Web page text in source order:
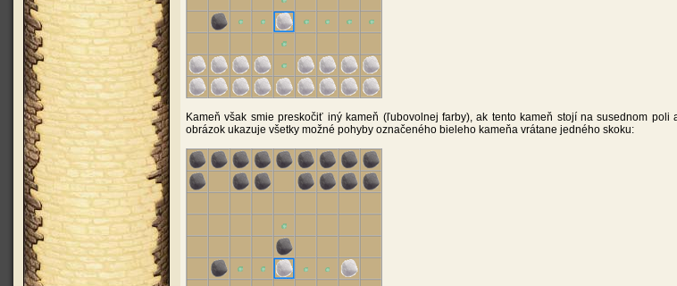
Kameň však smie preskočiť iný kameň (ľubovolnej farby), ak tento kameň stojí na susednom
obrázok ukazuje všetky možné pohyby označeného bieleho kameňa vrátane jedného skoku: